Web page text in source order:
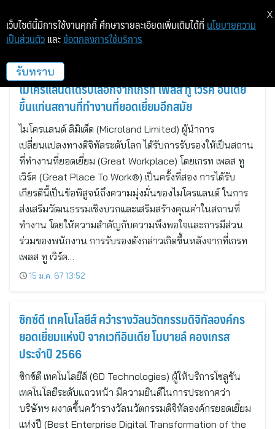
เบงกาลูรู, อินเดีย
ไมโครแลนด์ได้รับเลือกจากเกรท เพลส ทู เวิร์ค อินเดีย
ขึ้นแท่นสถานที่ทำงานที่ยอดเยี่ยมอีกสมัย
ไมโครแลนด์ ลิมิเต็ด (Microland Limited) ผู้นำการ
เปลี่ยนแปลงทางดิจิทัลระดับโลก ได้รับการรับรองให้เป็นสถาน
ที่ทำงานที่ยอดเยี่ยม (Great Workplace) โดยเกรท เพลส ทู
เวิร์ค (Great Place To Work®) เป็นครั้งที่สอง การได้รับ
เกียรตินี้เป็นข้อพิสูจน์ถึงความมุ่งมั่นของไมโครแลนด์ ในการ
ส่งเสริมวัฒนธรรมเชิงบวกและเสริมสร้างคุณค่าในสถานที่
ทำงาน โดยให้ความสำคัญกับความพึงพอใจและการมีส่วน
ร่วมของพนักงาน การรับรองดังกล่าวเกิดขึ้นหลังจากที่เกรท
เพลส ทู เวิร์ค…
15 ม.ค. 67 13:52
ซิกซ์ดี เทคโนโลยีส์ คว้ารางวัลนวัตกรรมดิจิทัลองค์กร
ยอดเยี่ยมแห่งปี จากเวทีอินเดีย โมบายล์ คองเกรส
ประจำปี 2566
ซิกซ์ดี เทคโนโลยีส์ (6D Technologies) ผู้ให้บริการโซลูชัน
เทคโนโลยีระดับแถวหน้า มีความยินดีในการประกาศว่า
บริษัทฯ ผงาดขึ้นคว้ารางวัลนวัตกรรมดิจิทัลองค์กรยอดเยี่ยม
แห่งปี (Best Enterprise Digital Transformation of the
เว็บไซต์นี้มีการใช้งานคุกกี้ ศึกษารายละเอียดเพิ่มเติมได้ที่ นโยบายความ
เป็นส่วนตัว และ ข้อตกลงการใช้บริการ
รับทราบ
X